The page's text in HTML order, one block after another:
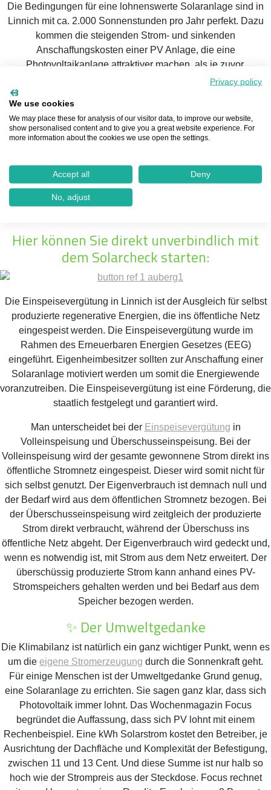
Die Bedingungen für eine lohnenswerte Solaranlage sind in
Linnich mit ca. 2.000 Sonnenstunden pro Jahr perfekt. Dazu
kommen die steigenden Strom- und sinkenden
Anschaffungskosten einer PV Anlage, die eine
Photovoltaikanlage attraktiver machen, als je zuvor.
Egal ob Eigenheimbesitzer einer bestehenden Immobilie, einer
Dachsanierung oder Neubau mit dem Rundum-Sorglos-Paket
von Genialsolar sind Sie immer auf der richtigen Seite.
Unser geschultes Team in Linnich steht Ihnen gerne mit Rat
installieren. Und das kann schnell gehen! Denn in vier
einfachen Schritten kommen Sie bei GenialSolar vom
unverbindlichen Solarcheck zur fertigen Solaranlage auf Ihrem
Hier können Sie direkt unverbindlich mit
dem Solarcheck starten:
Die Einspeisevergütung in Linnich ist der Ausgleich für selbst
produzierte regenerative Energien, die ins öffentliche Netz
eingespeist werden. Die Einspeisevergütung wurde im
Rahmen des Erneuerbaren Energien Gesetzes (EEG)
eingeführt. Eigenheimbesitzer sollten zur Anschaffung einer
Solaranlage motiviert werden um somit die Energiewende
voranzutreiben. Die Einspeisevergütung ist eine Förderung, die
staatlich festgelegt und garantiert wird.
Man unterscheidet bei der Einspeisevergütung in
Volleinspeisung und Überschusseinspeisung. Bei der
Volleinspeisung wird der gesamte gewonnene Strom direkt ins
öffentliche Stromnetz eingespeist. Dieser wird somit nicht für
sich selbst genutzt. Der Eigenverbrauch ist demnach null und
der Bedarf wird aus dem öffentlichen Stromnetz bezogen. Bei
der Überschusseinspeisung wird zeitgleich der produzierte
Strom direkt verbraucht, während der Überschuss ins
öffentliche Netz abgeht. Der Eigenverbrauch wird gedeckt und,
wenn es notwendig ist, mit Strom aus dem Netz erweitert. Der
überschüssig produzierte Strom kann anhand eines PV-
Stromspeichers gehalten werden und bei Bedarf aus dem
Speicher bezogen werden.
✨ Der Umweltgedanke
Die Klimabilanz ist natürlich ein ganz wichtiger Punkt, wenn es
um die eigene Stromerzeugung durch die Sonnenkraft geht.
Für einige Menschen ist der Umweltgedanke Grund genug,
eine Solaranlage zu errichten. Sie sagen ganz klar, dass sich
Photovoltaik immer lohnt. Das Wochenmagazin Focus
begründet die Auffassung, dass sich PV lohnt mit einem
Rechenbeispiel. Eine kWh Solarstrom kostet den Betreiber, je
Ausrichtung der Dachfläche und Komplexität der Befestigung,
zwischen 11 und 13 Cent. Und diese Summe ist nur halb so
hoch wie der Strompreis aus der Steckdose. Focus rechnet
Privacy policy
We use cookies
We may place these for analysis of our visitor data, to improve our website,
show personalised content and to give you a great website experience. For
more information about the cookies we use open the settings.
Accept all Deny
No, adjust